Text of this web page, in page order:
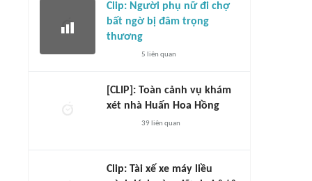
Clip: Người phụ nữ đi chợ
bất ngờ bị đâm trọng
thương
5 liên quan
[CLIP]: Toàn cảnh vụ khám
xét nhà Huấn Hoa Hồng
39 liên quan
Clip: Tài xế xe máy liều